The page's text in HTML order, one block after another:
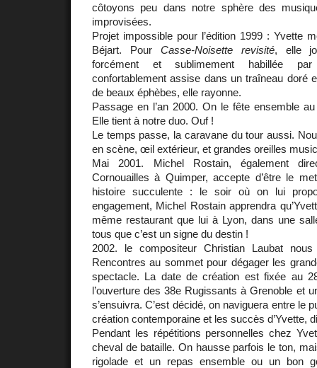
côtoyons peu dans notre sphère des
improvisées.
Projet impossible pour l’édition 1999 : Yvette
Béjart. Pour Casse-Noisette revisité, elle
forcément et sublimement habillée par
confortablement assise dans un traîneau doré
de beaux éphèbes, elle rayonne.
Passage en l’an 2000. On le fête ensemble
Elle tient à notre duo. Ouf !
Le temps passe, la caravane du tour aussi.
en scène, œil extérieur, et grandes oreilles
Mai 2001. Michel Rostain, également
Cornouailles à Quimper, accepte d’être le
histoire succulente : le soir où on lui
engagement, Michel Rostain apprendra
même restaurant que lui à Lyon, dans une
tous que c’est un signe du destin !
2002. le compositeur Christian Laubat
Rencontres au sommet pour dégager les
spectacle. La date de création est fixée au
l’ouverture des 38e Rugissants à Grenoble et
s’ensuivra. C’est décidé, on naviguera entre le
création contemporaine et les succès d’Yvette,
Pendant les répétitions personnelles chez
cheval de bataille. On hausse parfois le ton,
rigolade et un repas ensemble ou un bon